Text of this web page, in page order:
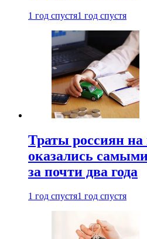
1 год спустя1 год спустя
Траты россиян
оказались
за почти два года
1 год спустя1 год спустя